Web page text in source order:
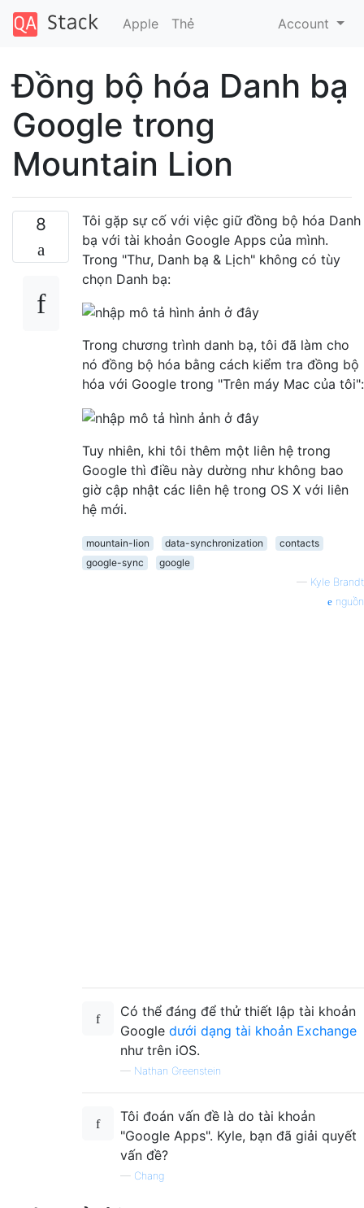
Apple Thẻ Account
Đồng bộ hóa Danh bạ
Google trong
Mountain Lion
8
Tôi gặp sự cố với việc giữ đồng bộ hóa Danh
bạ với tài khoản Google Apps của mình.
Trong "Thư, Danh bạ & Lịch" không có tùy
chọn Danh bạ:
Trong chương trình danh bạ, tôi đã làm cho
nó đồng bộ hóa bằng cách kiểm tra đồng bộ
hóa với Google trong "Trên máy Mac của tôi":
Tuy nhiên, khi tôi thêm một liên hệ trong
Google thì điều này dường như không bao
giờ cập nhật các liên hệ trong OS X với liên
hệ mới.
mountain-lion data-synchronization
contacts
google-sync
google
— Kyle Brandt
nguồn
Có thể đáng để thử thiết lập tài khoản
Google dưới dạng tài khoản Exchange
như trên iOS.
— Nathan Greenstein
Tôi đoán vấn đề là do tài khoản
"Google Apps". Kyle, bạn đã giải quyết
vấn đề?
— Chang